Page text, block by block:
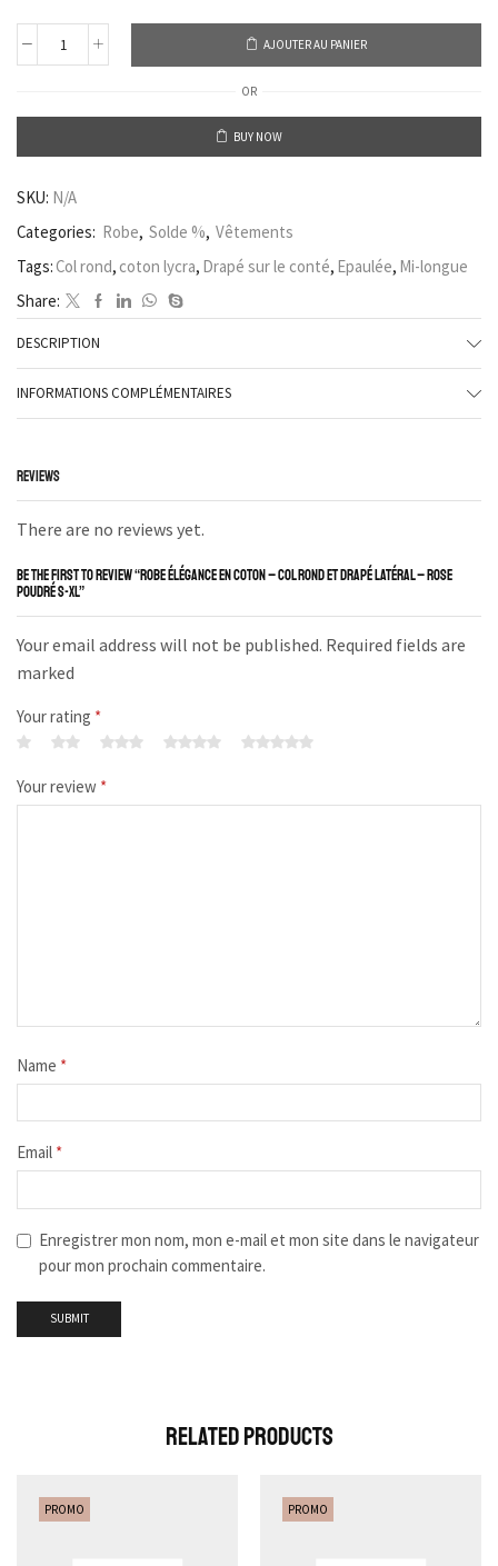
AJOUTER AU PANIER
OR
BUY NOW
SKU: N/A
Categories: Robe, Solde %, Vêtements
Tags: Col rond, coton lycra, Drapé sur le conté, Epaulée, Mi-longue
Share:
DESCRIPTION
INFORMATIONS COMPLÉMENTAIRES
REVIEWS
There are no reviews yet.
BE THE FIRST TO REVIEW “ROBE ÉLÉGANCE EN COTON – COL ROND ET DRAPÉ LATÉRAL – ROSE
POUDRÉ S-XL”
Your email address will not be published. Required fields are
marked
Your rating *
Your review *
Name *
Email *
Enregistrer mon nom, mon e-mail et mon site dans le navigateur
pour mon prochain commentaire.
Related Products
PROMO PROMO